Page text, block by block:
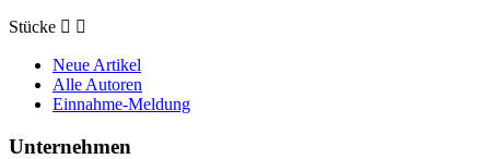
Stücke  
Neue Artikel
Alle Autoren
Einnahme-Meldung
Unternehmen